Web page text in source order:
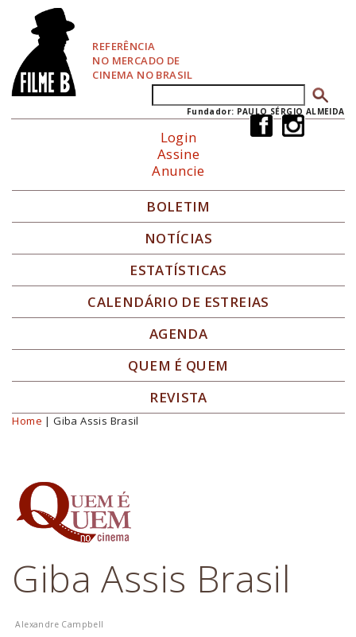
REFERÊNCIA
NO MERCADO DE
CINEMA NO BRASIL
Formulário de busca
Fundador: PAULO SÉRGIO ALMEIDA
Login
Assine
Anuncie
BOLETIM
NOTÍCIAS
ESTATÍSTICAS
CALENDÁRIO DE ESTREIAS
AGENDA
QUEM É QUEM
REVISTA
Você está aqui
Home | Giba Assis Brasil
Giba Assis Brasil
Alexandre Campbell